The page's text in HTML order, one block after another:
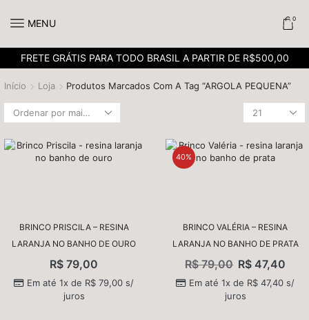
MENU 0
FRETE GRÁTIS PARA TODO BRASIL A PARTIR DE R$500,00
Início Loja Produtos Marcados Com A Tag “ARGOLA PEQUENA”
BRINCO PRISCILA – RESINA
LARANJA NO BANHO DE OURO
R$ 79,00
Em até 1x de R$79,00s/
juros
40%
BRINCO VALÉRIA – RESINA
LARANJA NO BANHO DE PRATA
R$79,00 R$47,40
Em até 1x de R$47,40s/
juros